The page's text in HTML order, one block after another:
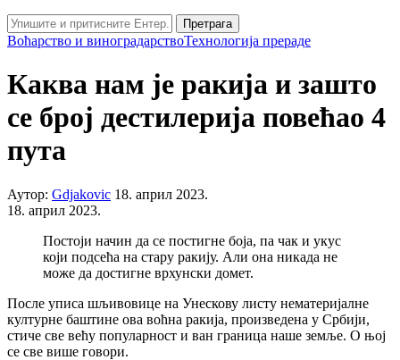
Претрага
Воћарство и виноградарствоТехнологија прераде
Каква нам је ракија и зашто
се број дестилерија повећао 4
пута
Аутор: Gdjakovic 18. април 2023.
18. април 2023.
Постоји начин да се постигне боја, па чак и укус
који подсећа на стару ракију. Али она никада не
може да достигне врхунски домет.
После уписа шљивовице на Унескову листу нематеријалне
културне баштине ова воћна ракија, произведена у Србији,
стиче све већу популарност и ван граница наше земље. О њој
се све више говори.